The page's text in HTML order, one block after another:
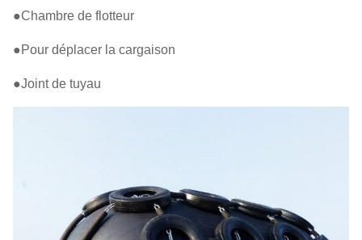
●Chambre de flotteur
●Pour déplacer la cargaison
●Joint de tuyau